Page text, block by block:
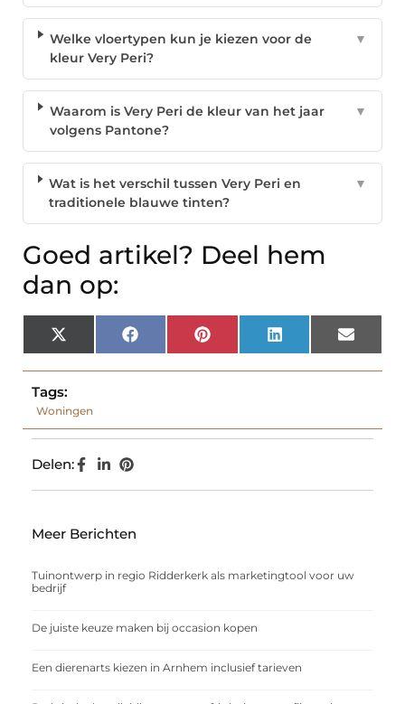
Welke vloertypen kun je kiezen voor de
kleur Very Peri?
▼
Waarom is Very Peri de kleur van het jaar
volgens Pantone?
▼
Wat is het verschil tussen Very Peri en
traditionele blauwe tinten?
▼
Goed artikel? Deel hem
dan op:
X
(Twitter)
Facebook Pinterest LinkedIn Email
Tags:
Woningen
Delen:
Meer Berichten
Tuinontwerp in regio Ridderkerk als marketingtool voor uw
bedrijf
De juiste keuze maken bij occasion kopen
Een dierenarts kiezen in Arnhem inclusief tarieven